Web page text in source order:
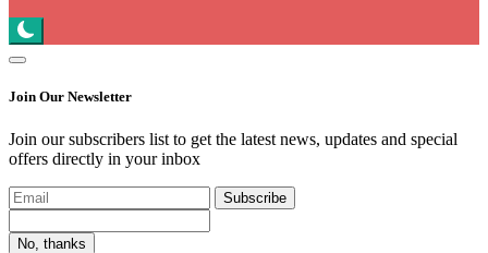
Join Our Newsletter
Join our subscribers list to get the latest news, updates and special
offers directly in your inbox
Subscribe
No, thanks